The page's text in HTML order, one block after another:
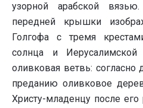
узорной арабской
передней крышки
Голгофа с тремя
солнца и
оливковая ветвь: согласно
преданию оливковое
Христу-младенцу после